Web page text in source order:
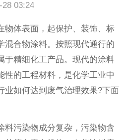
28 03:24
物体表面，起保护、装饰、标
混合物涂料。按照现代通行的
于精细化工产品。现代的涂料
性的工程材料，是化学工业中
业如何达到废气治理效果?下面
料污染物成分复杂，污染物含